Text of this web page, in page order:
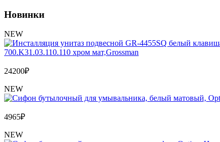
Новинки
NEW
700.K31.03.110.110 хром мат,Grossman
24200₽
NEW
4965₽
NEW